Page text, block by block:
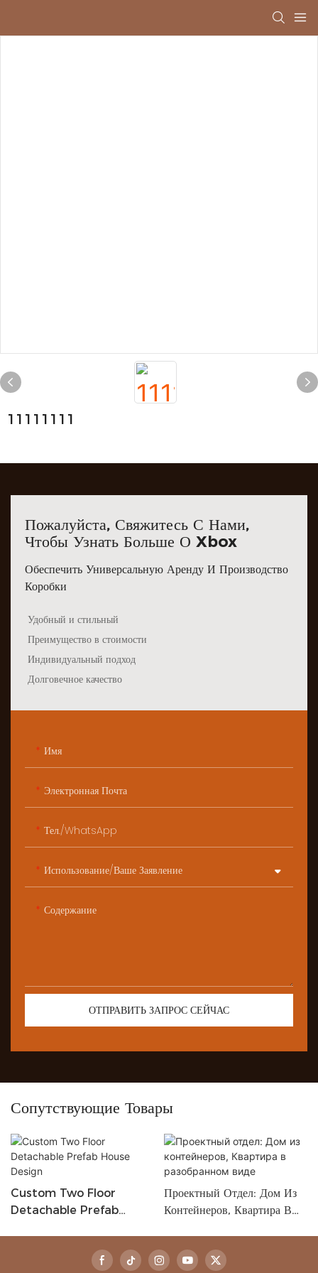
11111111
Пожалуйста, Свяжитесь С Нами,
Чтобы Узнать Больше О Xbox
Обеспечить Универсальную Аренду И Производство
Коробки
Удобный и стильный
Преимущество в стоимости
Индивидуальный подход
Долговечное качество
Имя
Электронная Почта
Тел./WhatsApp
Использование/ваше Заявление
Содержание
ОТПРАВИТЬ ЗАПРОС СЕЙЧАС
Сопутствующие Товары
Custom Two Floor
Detachable Prefab
Проектный Отдел: Дом Из
Контейнеров, Квартира В